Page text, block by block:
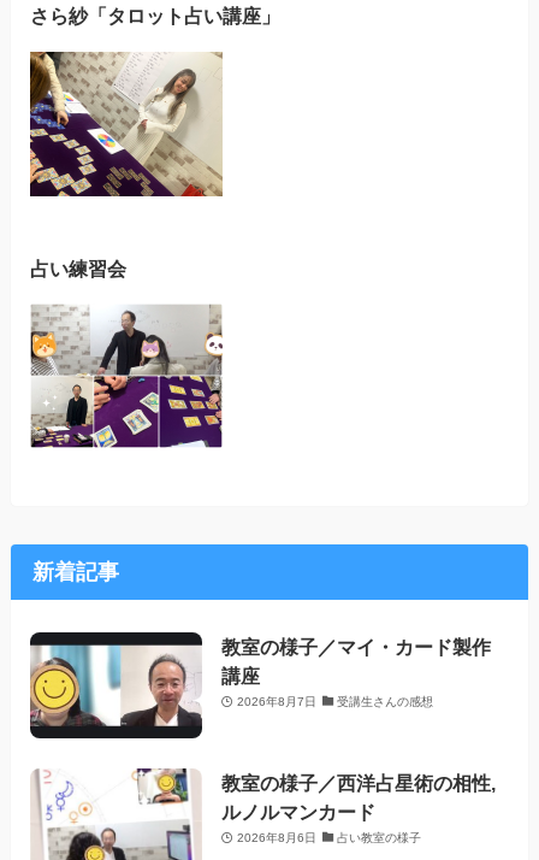
さら紗「タロット占い講座」
占い練習会
新着記事
教室の様子／マイ・カード製作
講座
2026年8月7日 受講生さんの感想
教室の様子／西洋占星術の相性,
ルノルマンカード
2026年8月6日 占い教室の様子